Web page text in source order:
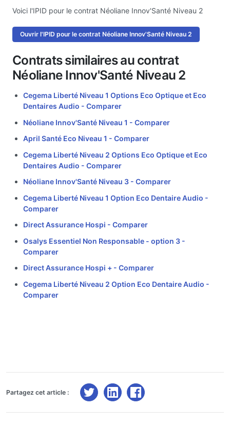
Voici l'IPID pour le contrat Néoliane Innov'Santé Niveau 2
Ouvrir l'IPID pour le contrat Néoliane Innov'Santé Niveau 2
Contrats similaires au contrat
Néoliane Innov'Santé Niveau 2
Cegema Liberté Niveau 1 Options Eco Optique et Eco
Dentaires Audio - Comparer
Néoliane Innov'Santé Niveau 1 - Comparer
April Santé Eco Niveau 1 - Comparer
Cegema Liberté Niveau 2 Options Eco Optique et Eco
Dentaires Audio - Comparer
Néoliane Innov'Santé Niveau 3 - Comparer
Cegema Liberté Niveau 1 Option Eco Dentaire Audio -
Comparer
Direct Assurance Hospi - Comparer
Osalys Essentiel Non Responsable - option 3 -
Comparer
Direct Assurance Hospi + - Comparer
Cegema Liberté Niveau 2 Option Eco Dentaire Audio -
Comparer
Partagez cet article :